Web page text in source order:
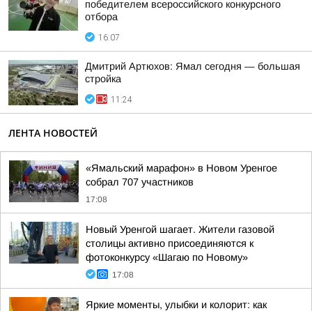
победителем всероссийского конкурсного
отбора
16:07
Дмитрий Артюхов: Ямал сегодня — большая
стройка
11:24
ЛЕНТА НОВОСТЕЙ
«Ямальский марафон» в Новом Уренгое
собрал 707 участников
17:08
Новый Уренгой шагает. Жители газовой
столицы активно присоединяются к
фотоконкурсу «Шагаю по Новому»
17:08
Яркие моменты, улыбки и колорит: как